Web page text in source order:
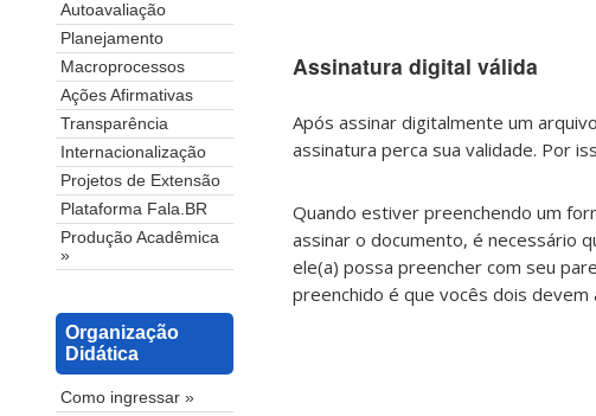
Autoavaliação
Planejamento
Macroprocessos
Ações Afirmativas
Transparência
Internacionalização
Projetos de Extensão
Plataforma Fala.BR
Produção Acadêmica
»
Organização
Didática
Como ingressar »
Assinatura digital válida
Após assinar digitalmente um
assinatura perca sua validade. Por
Quando estiver preenchendo um
assinar o documento, é necessário
ele(a) possa preencher com seu
preenchido é que vocês dois devem